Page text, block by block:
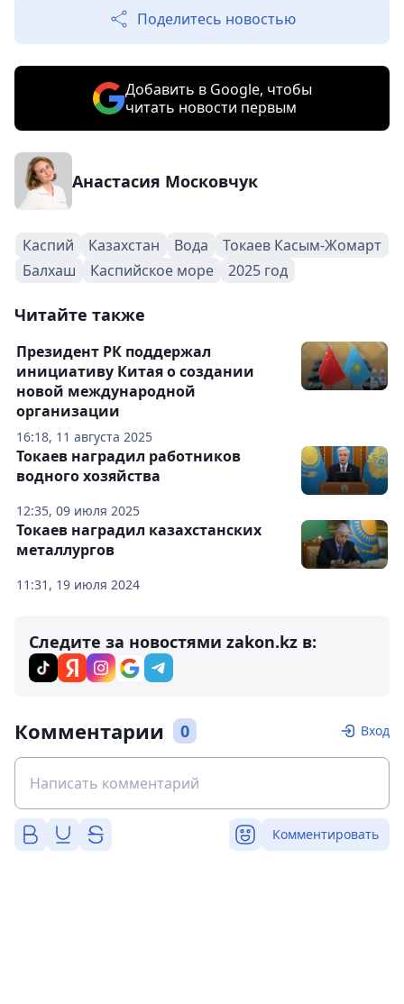
Поделитесь новостью
Добавить в Google, чтобы
читать новости первым
Анастасия Московчук
Каспий Казахстан Вода
Токаев Касым-Жомарт
Балхаш
Каспийское море 2025 год
Читайте также
16:18, 11 августа 2025
Президент РК поддержал
инициативу Китая о создании
новой международной
организации
12:35, 09 июля 2025
Токаев наградил работников
водного хозяйства
11:31, 19 июля 2024
Токаев наградил казахстанских
металлургов
Следите за новостями zakon.kz в:
Комментарии 0 Вход
Комментировать